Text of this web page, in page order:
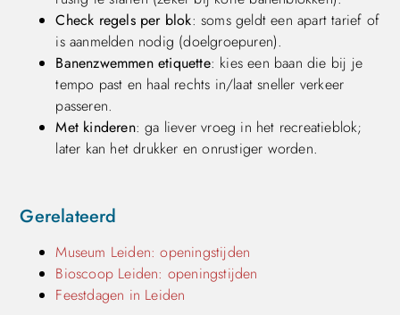
Check regels per blok: soms geldt een apart tarief of
is aanmelden nodig (doelgroepuren).
Banenzwemmen etiquette: kies een baan die bij je
tempo past en haal rechts in/laat sneller verkeer
passeren.
Met kinderen: ga liever vroeg in het recreatieblok;
later kan het drukker en onrustiger worden.
Gerelateerd
Museum Leiden: openingstijden
Bioscoop Leiden: openingstijden
Feestdagen in Leiden